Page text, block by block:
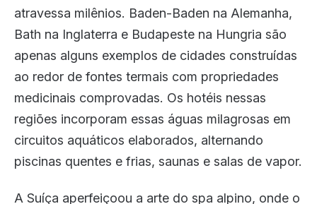
atravessa milênios. Baden-Baden na Alemanha,
Bath na Inglaterra e Budapeste na Hungria são
apenas alguns exemplos de cidades construídas
ao redor de fontes termais com propriedades
medicinais comprovadas. Os hotéis nessas
regiões incorporam essas águas milagrosas em
circuitos aquáticos elaborados, alternando
piscinas quentes e frias, saunas e salas de vapor.
A Suíça aperfeiçoou a arte do spa alpino, onde o